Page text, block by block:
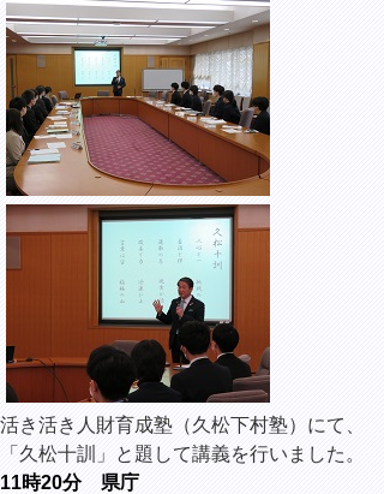
活き活き人財育成塾（久松下村塾）にて、
「久松十訓」と題して講義を行いました。
11時20分 県庁